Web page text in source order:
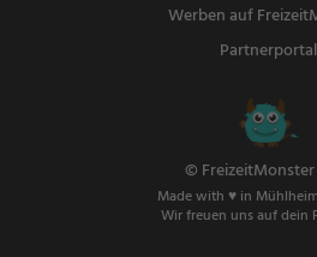
Werben auf
Partnerportal
© FreizeitMonster
Made with ♥ in
Wir freuen uns auf dein